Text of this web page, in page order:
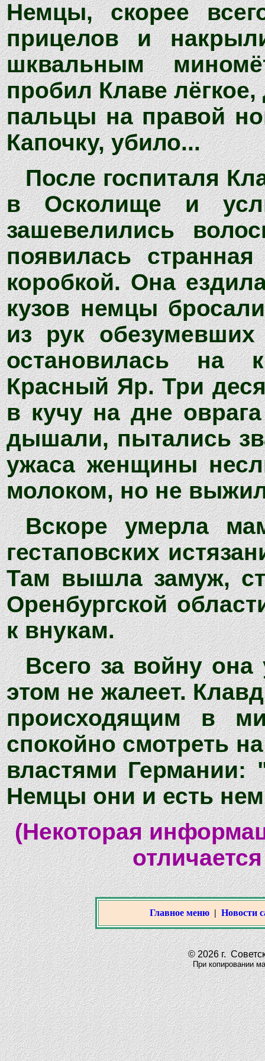
Немцы, скорее
прицелов и
шквальным
пробил Клаве
пальцы на правой
Капочку, убило...
После госпиталя
в Осколище и
зашевелились
появилась
коробкой. Она
кузов немцы
из рук
остановилась на
Красный Яр. Три
в кучу на дне
дышали, пытались
ужаса женщины
молоком, но не
Вскоре умерла
гестаповских
Там вышла замуж,
Оренбургской
к внукам.
Всего за войну
этом не жалеет.
происходящим в
спокойно смотреть
властями
Немцы они и есть
(Некоторая
Главное меню | Новости
© 2026 г.
При копировании